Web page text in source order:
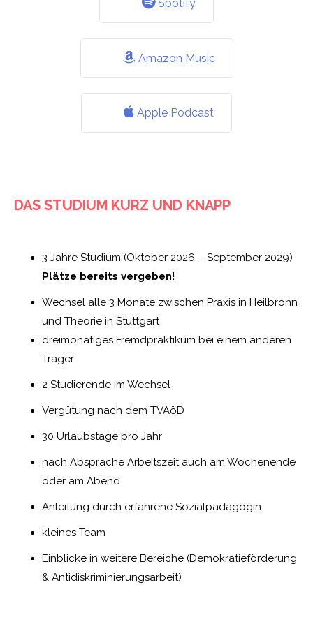
Spotify
Amazon Music
Apple Podcast
DAS STUDIUM KURZ UND KNAPP
3 Jahre Studium (Oktober 2026 – September 2029)
Plätze bereits vergeben!
Wechsel alle 3 Monate zwischen Praxis in Heilbronn
und Theorie in Stuttgart
dreimonatiges Fremdpraktikum bei einem anderen
Träger
2 Studierende im Wechsel
Vergütung nach dem TVAöD
30 Urlaubstage pro Jahr
nach Absprache Arbeitszeit auch am Wochenende
oder am Abend
Anleitung durch erfahrene Sozialpädagogin
kleines Team
Einblicke in weitere Bereiche (Demokratieförderung
& Antidiskriminierungsarbeit)